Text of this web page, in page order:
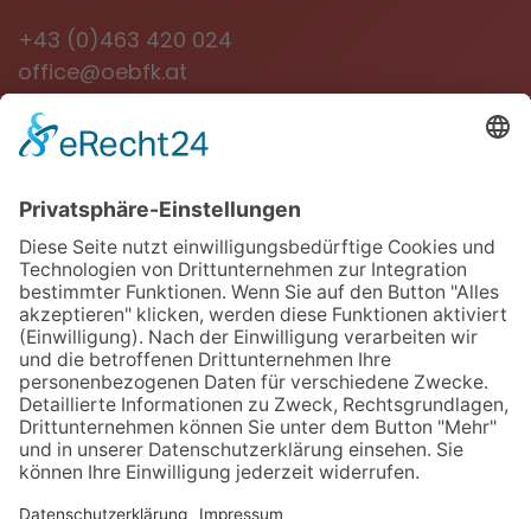
+43 (0)463 420 024
office@oebfk.at
NEWSLETTER
Jetzt anmelden